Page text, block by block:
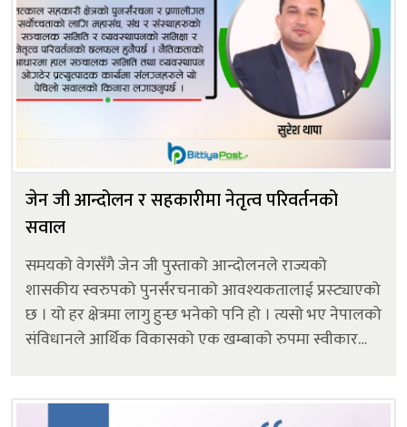
जेन जी आन्दोलन र सहकारीमा नेतृत्व परिवर्तनको
सवाल
समयको वेगसँगै जेन जी पुस्ताको आन्दोलनले राज्यको
शासकीय स्वरुपको पुनर्संरचनाको आवश्यकतालाई प्रस्ट्याएको
छ । यो हर क्षेत्रमा लागु हुन्छ भनेको पनि हो । त्यसो भए नेपालको
संविधानले आर्थिक विकासको एक खम्बाको रुपमा स्वीकार